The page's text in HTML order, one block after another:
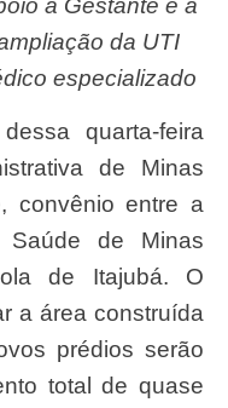
da UTI
especializado
de Minas
convênio entre a
de Minas
de Itajubá. O
a área construída
prédios serão
total de quase